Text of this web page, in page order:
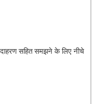
सहित समझने के लिए नीचे